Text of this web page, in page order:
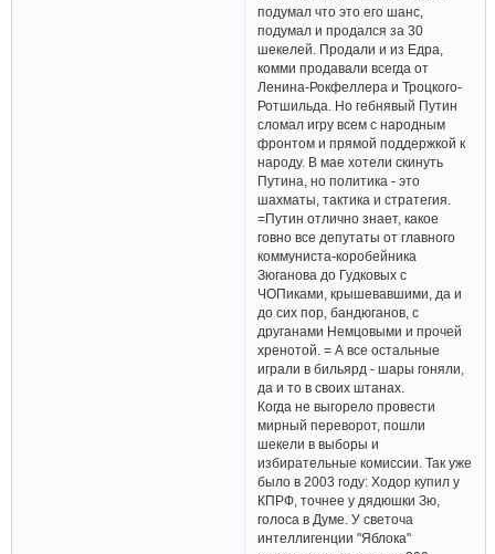
подумал что это его шанс,
подумал и продался за 30
шекелей. Продали и из Едра,
комми продавали всегда от
Ленина-Рокфеллера и Троцкого-
Ротшильда. Но гебнявый Путин
сломал игру всем с народным
фронтом и прямой поддержкой к
народу. В мае хотели скинуть
Путина, но политика - это
шахматы, тактика и стратегия.
=Путин отлично знает, какое
говно все депутаты от главного
коммуниста-коробейника
Зюганова до Гудковых с
ЧОПиками, крышевавшими, да и
до сих пор, бандюганов, с
друганами Немцовыми и прочей
хренотой. = А все остальные
играли в бильярд - шары гоняли,
да и то в своих штанах.
Когда не выгорело провести
мирный переворот, пошли
шекели в выборы и
избирательные комиссии. Так уже
было в 2003 году: Ходор купил у
КПРФ, точнее у дядюшки Зю,
голоса в Думе. У светоча
интеллигенции "Яблока"